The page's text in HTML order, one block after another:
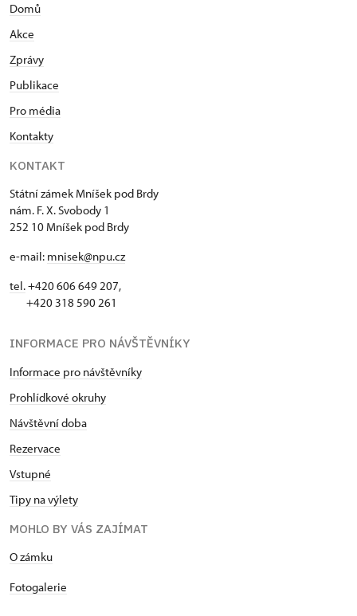
Domů
Akce
Zprávy
Publikace
Pro média
Kontakty
KONTAKT
Státní zámek Mníšek pod Brdy
nám. F. X. Svobody 1
252 10 Mníšek pod Brdy
e-mail: mnisek@npu.cz
tel.+420 606 649 207,
+420 318 590 261
INFORMACE PRO NÁVŠTĚVNÍKY
Informace pro návštěvníky
Prohlídkové okruhy
Návštěvní doba
Rezervace
Vstupné
Tipy na výlety
MOHLO BY VÁS ZAJÍMAT
O zámku
Fotogalerie